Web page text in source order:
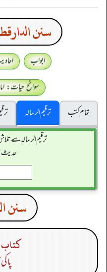
سنن
ابواب
سوانح حیات:
تمام کتب
ترقیم الرسالہ
ترقیم الرسالہ سے
حدیث
سنن